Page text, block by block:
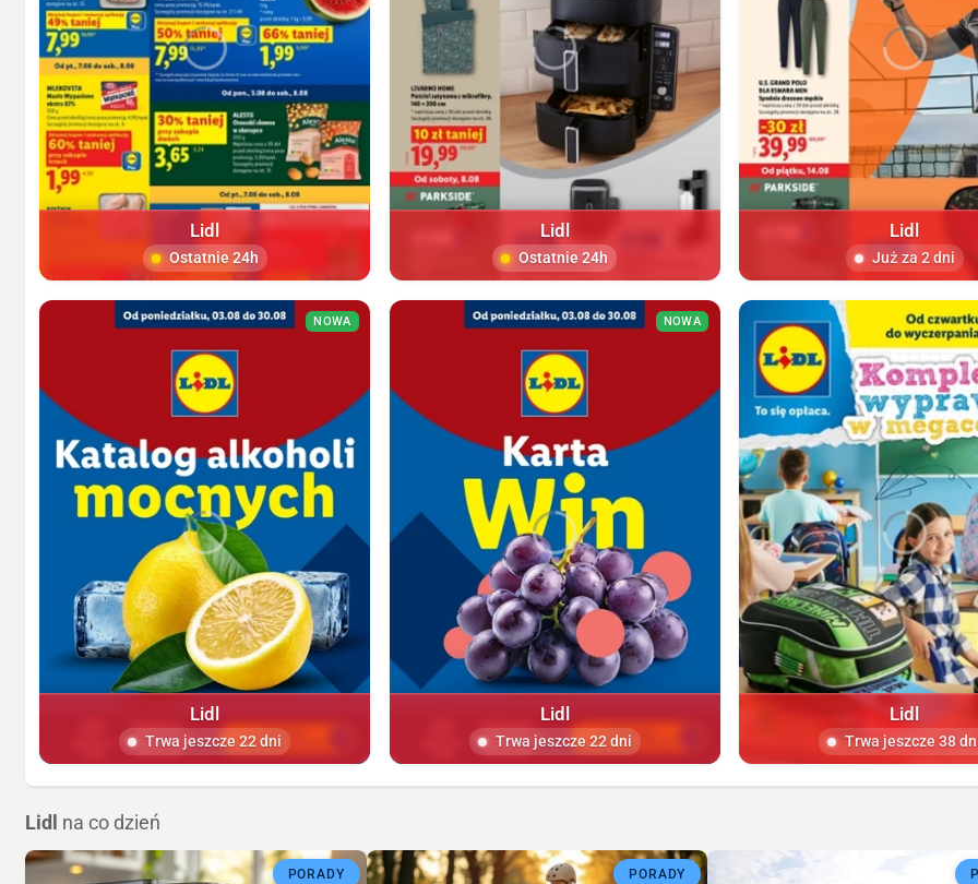
Lidl
Ostatnie 24h
Lidl
Ostatnie 24h
Lidl
Już za 2 dni
NOWA
Lidl
Trwa jeszcze 22 dni
NOWA
Lidl
Trwa jeszcze 22 dni
Lidl
Trwa jeszcze 38
Lidl na co dzień
PORADY PORADY